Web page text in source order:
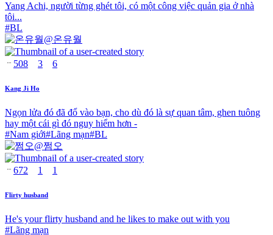
Yang Achi, người từng ghét tôi, có một công việc quản gia ở nhà
tôi...
#BL
@온유월
508 3 6
Kang Ji Ho
Ngọn lửa đó đã đổ vào bạn, cho dù đó là sự quan tâm, ghen tuông
hay một cái gì đó nguy hiểm hơn -
#Nam giới#Lãng mạn#BL
@쩜오
672 1 1
Flirty husband
He's your flirty husband and he likes to make out with you
#Lãng mạn